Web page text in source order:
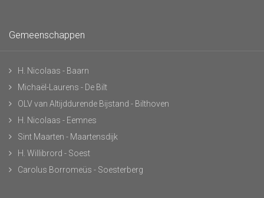
Gemeenschappen
H. Nicolaas - Baarn
Michaël-Laurens - De Bilt
OLV van Altijddurende Bijstand - Bilthoven
H. Nicolaas - Eemnes
Sint Maarten - Maartensdijk
H. Willibrord - Soest
Carolus Borromeüs - Soesterberg